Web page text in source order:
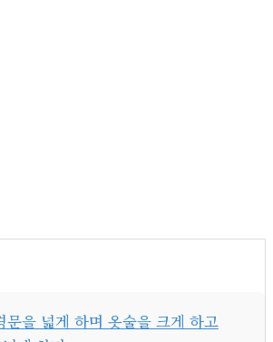
문을 넓게 하며 옷술을 크게 하고